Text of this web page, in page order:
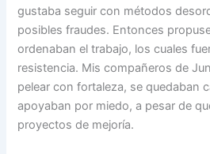
gustaba seguir con métodos
posibles fraudes. Entonces
ordenaban el trabajo, los cuales
resistencia. Mis compañeros de
pelear con fortaleza, se quedaban
apoyaban por miedo, a pesar de
proyectos de mejoría.